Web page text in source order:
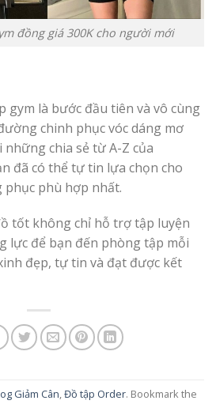
đồng giá 300K cho người mới
gym là bước đầu tiên và vô cùng
chinh phục vóc dáng mơ
chia sẻ từ A-Z của
đã có thể tự tin lựa chọn cho
phù hợp nhất.
tốt không chỉ hỗ trợ tập luyện
lực để bạn đến phòng tập mỗi
đẹp, tự tin và đạt được kết
Giảm Cân,Đồ tập Order. Bookmark the